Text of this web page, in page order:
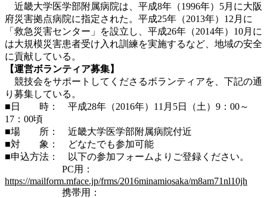
近畿大学医学部附属病院は、平成8年（1996年）5月に大阪
府災害拠点病院に指定された。平成25年（2013年）12月に
「救急災害センター」を設立し、平成26年（2014年）10月に
は大規模災害患者受け入れ訓練を実施するなど、地域の安全
に貢献している。
【運営ボランティア募集】
競技会をサポートしてくださるボランティアを、下記の通
り募集している。
■日 時： 平成28年（2016年）11月5日（土）9：00～
17：00頃
■場 所： 近畿大学医学部附属病院付近
■対 象： どなたでも参加可能
■申込方法： 以下の参加フォームよりご登録ください。
PC用：
https://mailform.mface.jp/frms/2016minamiosaka/m8am71nl10jh
携帯用：